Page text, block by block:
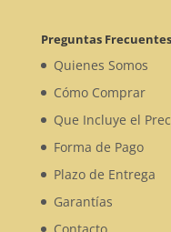
Preguntas Frecuentes
Quienes Somos
Cómo Comprar
Que Incluye el
Forma de Pago
Plazo de Entrega
Garantías